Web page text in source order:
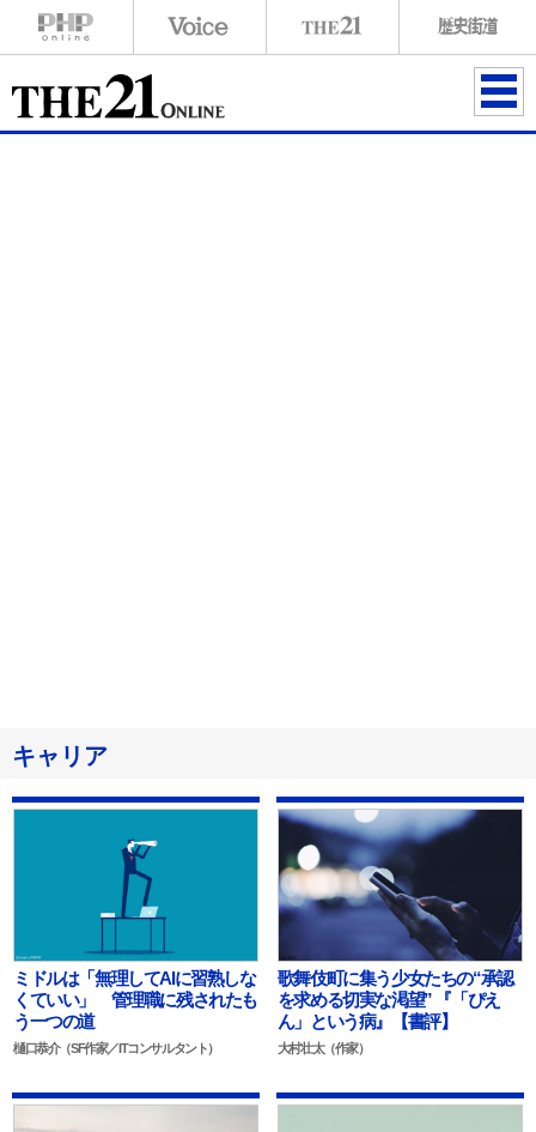
キャリア
ミドルは「無理してAIに習熟しな
くていい」 管理職に残されたも
う一つの道
樋口恭介（SF作家／ITコンサルタント）
歌舞伎町に集う少女たちの“承認
を求める切実な渇望” 『「ぴえ
ん」という病』【書評】
大村壮太（作家）